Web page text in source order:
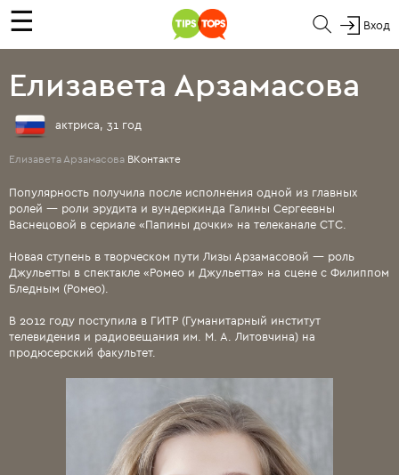
☰ Вход
Елизавета Арзамасова
актриса, 31 год
Елизавета Арзамасова ВКонтакте
Популярность получила после исполнения одной из главных
ролей — роли эрудита и вундеркинда Галины Сергеевны
Васнецовой в сериале «Папины дочки» на телеканале СТС.
Новая ступень в творческом пути Лизы Арзамасовой — роль
Джульетты в спектакле «Ромео и Джульетта» на сцене с Филиппом
Бледным (Ромео).
В 2012 году поступила в ГИТР (Гуманитарный институт
телевидения и радиовещания им. М. А. Литовчина) на
продюсерский факультет.